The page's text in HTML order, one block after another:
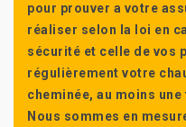
pour prouver a votre
réaliser selon la loi en
sécurité et celle de vos
régulièrement votre
cheminée, au moins
Nous sommes en